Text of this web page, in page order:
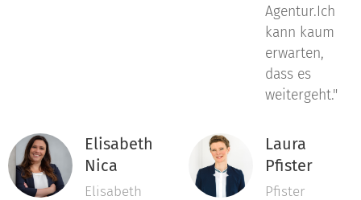
Agentur.Ich
kann kaum
erwarten,
dass es
weitergeht."
Elisabeth
Nica
Elisabeth
Laura
Pfister
Pfister